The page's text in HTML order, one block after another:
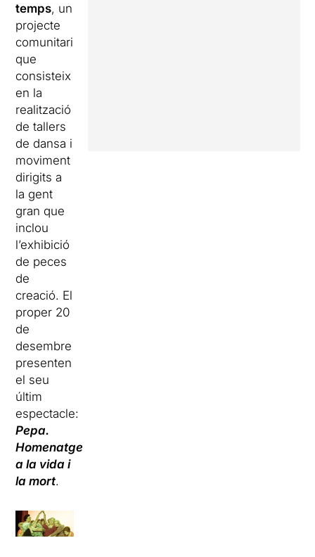
temps, un
projecte
comunitari
que
consisteix
en la
realització
de tallers
de dansa i
moviment
dirigits a
la gent
gran que
inclou
l’exhibició
de peces
de
creació. El
proper 20
de
desembre
presenten
el seu
últim
espectacle:
Pepa.
Homenatge
a la vida i
la mort.